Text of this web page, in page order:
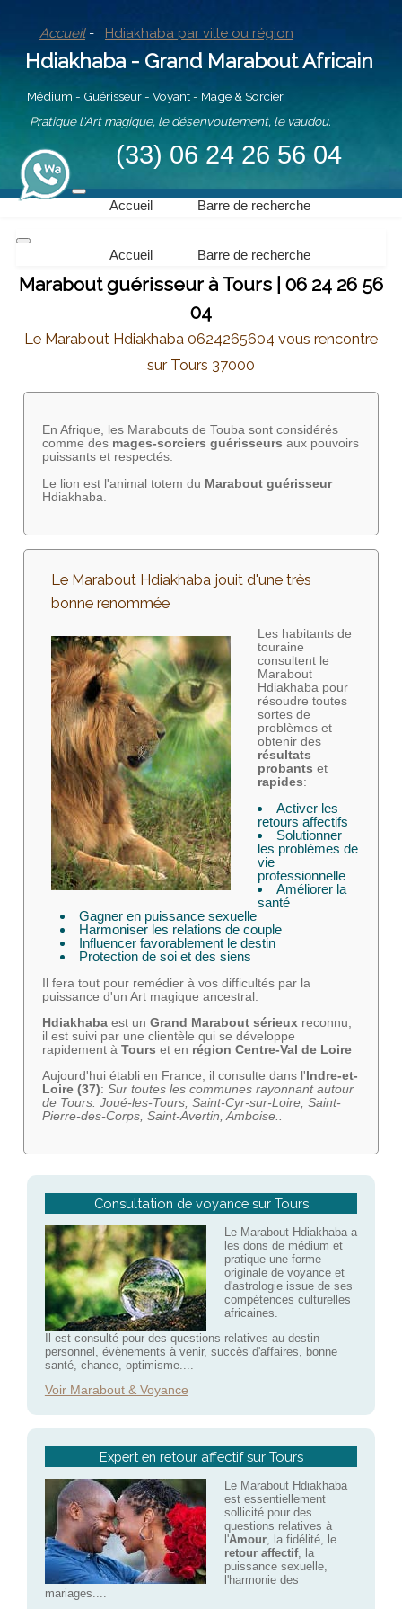
Accueil - Hdiakhaba par ville ou région
Hdiakhaba - Grand Marabout Africain
Médium - Guérisseur - Voyant - Mage & Sorcier
Pratique l'Art magique, le désenvoutement, le vaudou.
(33) 06 24 26 56 04
Accueil Barre de recherche
Accueil Barre de recherche
Marabout guérisseur à Tours | 06 24 26 56
04
Le Marabout Hdiakhaba 0624265604 vous rencontre
sur Tours 37000
En Afrique, les Marabouts de Touba sont considérés
comme des mages-sorciers guérisseurs aux pouvoirs
puissants et respectés.
Le lion est l'animal totem du Marabout guérisseur
Hdiakhaba.
Le Marabout Hdiakhaba jouit d'une très
bonne renommée
Les habitants de
touraine
consultent le
Marabout
Hdiakhaba pour
résoudre toutes
sortes de
problèmes et
obtenir des
résultats
probants et
rapides:
Activer les
retours affectifs
Solutionner
les problèmes de
vie
professionnelle
Améliorer la
santé
Gagner en puissance sexuelle
Harmoniser les relations de couple
Influencer favorablement le destin
Protection de soi et des siens
Il fera tout pour remédier à vos difficultés par la
puissance d'un Art magique ancestral.
Hdiakhaba est un Grand Marabout sérieuxreconnu,
il est suivi par une clientèle qui se développe
rapidement à Tours et en région Centre-Val de Loire
Aujourd'hui établi en France, il consulte dans l'Indre-et-
Loire (37): Sur toutes les communes rayonnant autour
de Tours: Joué-les-Tours, Saint-Cyr-sur-Loire, Saint-
Pierre-des-Corps, Saint-Avertin, Amboise..
Consultation de voyance sur Tours
Le Marabout Hdiakhaba a
les dons de médium et
pratique une forme
originale de voyance et
d'astrologie issue de ses
compétences culturelles
africaines.
Il est consulté pour des questions relatives au destin
personnel, évènements à venir, succès d'affaires, bonne
santé, chance, optimisme....
Voir Marabout & Voyance
Expert en retour affectif sur Tours
Le Marabout Hdiakhaba
est essentiellement
sollicité pour des
questions relatives à
l'Amour, la fidélité, le
retour affectif, la
puissance sexuelle,
l'harmonie des
mariages....